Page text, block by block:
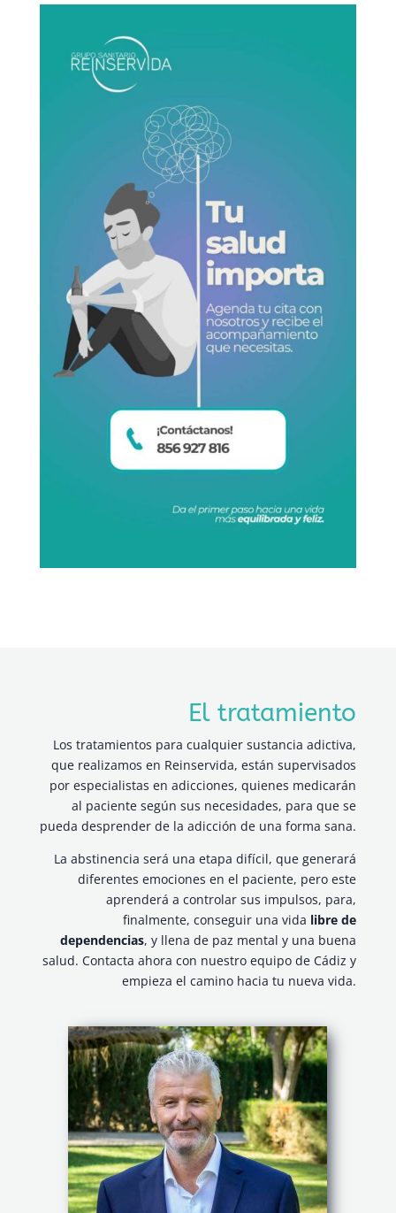
El tratamiento
Los tratamientos para cualquier sustancia adictiva,
que realizamos en Reinservida, están supervisados
por especialistas en adicciones, quienes medicarán
al paciente según sus necesidades, para que se
pueda desprender de la adicción de una forma sana.
La abstinencia será una etapa difícil, que generará
diferentes emociones en el paciente, pero este
aprenderá a controlar sus impulsos, para,
finalmente, conseguir una vida libre de
dependencias, y llena de paz mental y una buena
salud. Contacta ahora con nuestro equipo de Cádiz y
empieza el camino hacia tu nueva vida.